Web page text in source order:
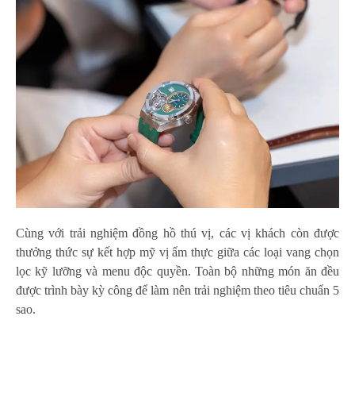
Cùng với trải nghiệm đồng hồ thú vị, các vị khách còn được
thưởng thức sự kết hợp mỹ vị ẩm thực giữa các loại vang chọn
lọc kỹ lưỡng và menu độc quyền. Toàn bộ những món ăn đều
được trình bày kỳ công để làm nên trải nghiệm theo tiêu chuẩn 5
sao.